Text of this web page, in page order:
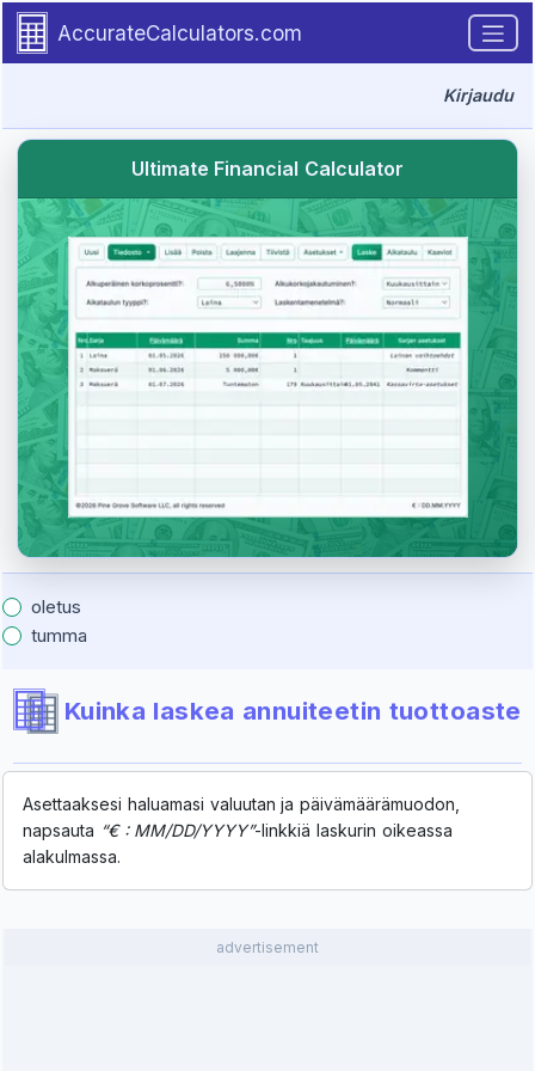
Go to tutorial content
AccurateCalculators.com
Kirjaudu
Ultimate Financial Calculator
oletus
tumma
Kuinka laskea annuiteetin tuottoaste
Asettaaksesi haluamasi valuutan ja päivämäärämuodon,
napsauta “€ : MM/DD/YYYY”-linkkiä laskurin oikeassa
alakulmassa.
advertisement